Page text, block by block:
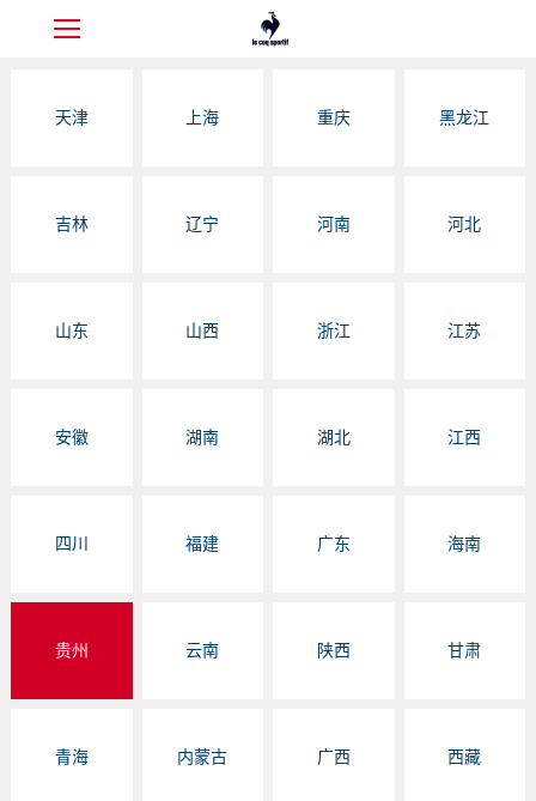
天津 上海 重庆 黑龙江
吉林 辽宁 河南 河北
山东 山西 浙江 江苏
安徽 湖南 湖北 江西
四川 福建 广东 海南
贵州 云南 陕西 甘肃
青海 内蒙古 广西 西藏